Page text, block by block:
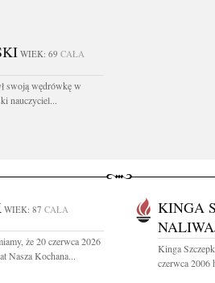
WIEK: 69 CAŁA
swoją wędrówkę w
nauczyciel...
WIEK: 87 CAŁA
że 20 czerwca 2026
Nasza Kochana...
KINGA
Kinga
czerwca 2006